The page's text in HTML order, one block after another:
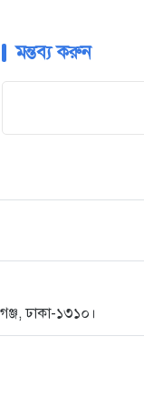
মন্তব্য করুন
ঢাকা-১৩১০।